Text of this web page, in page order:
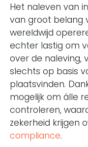
Het naleven van
van groot belang
wereldwijd
echter lastig om
over de naleving,
slechts op basis
plaatsvinden.
mogelijk om álle
controleren,
zekerheid krijgen
compliance.